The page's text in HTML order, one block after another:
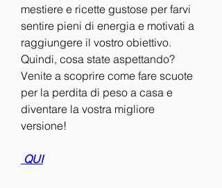
mestiere e ricette gustose per farvi
sentire pieni di energia e motivati a
raggiungere il vostro obiettivo.
Quindi, cosa state aspettando?
Venite a scoprire come fare scuote
per la perdita di peso a casa e
diventare la vostra migliore
versione!
QUI